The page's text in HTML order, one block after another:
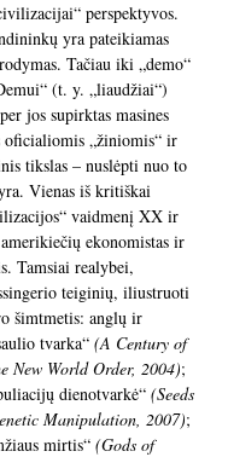
perspektyvos.
yra pateikiamas
Tačiau iki „demo“
(t. y. „liaudžiai“)
jos supirktas masines
oficialiomis „žiniomis“ ir
tikslas – nuslėpti nuo to
Vienas iš kritiškai
vaidmenį XX ir
ekonomistas ir
Tamsiai realybei,
teiginių, iliustruoti
šimtmetis: anglų ir
tvarka“ (A Century of
New World Order, 2004);
dienotvarkė“ (Seeds
Manipulation, 2007);
mirtis“ (Gods of